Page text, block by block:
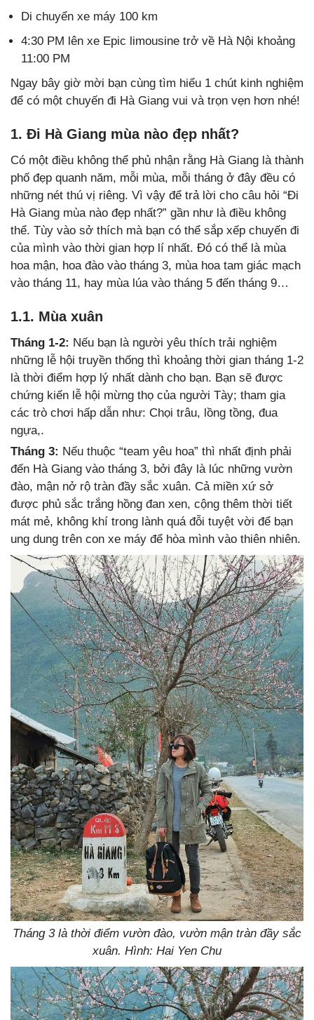
Di chuyển xe máy 100 km
4:30 PM lên xe Epic limousine trở về Hà Nội khoảng
11:00 PM
Ngay bây giờ mời bạn cùng tìm hiểu 1 chút kinh nghiệm
để có một chuyến đi Hà Giang vui và trọn vẹn hơn nhé!
1. Đi Hà Giang mùa nào đẹp nhất?
Có một điều không thể phủ nhận rằng Hà Giang là thành
phố đẹp quanh năm, mỗi mùa, mỗi tháng ở đây đều có
những nét thú vị riêng. Vì vậy để trả lời cho câu hỏi “Đi
Hà Giang mùa nào đẹp nhất?” gần như là điều không
thể. Tùy vào sở thích mà bạn có thể sắp xếp chuyến đi
của mình vào thời gian hợp lí nhất. Đó có thể là mùa
hoa mận, hoa đào vào tháng 3, mùa hoa tam giác mạch
vào tháng 11, hay mùa lúa vào tháng 5 đến tháng 9…
1.1. Mùa xuân
Tháng 1-2: Nếu bạn là người yêu thích trải nghiệm
những lễ hội truyền thống thì khoảng thời gian tháng 1-2
là thời điểm hợp lý nhất dành cho bạn. Bạn sẽ được
chứng kiến lễ hội mừng thọ của người Tày; tham gia
các trò chơi hấp dẫn như: Chọi trâu, lồng tồng, đua
ngựa,.
Tháng 3: Nếu thuộc “team yêu hoa” thì nhất định phải
đến Hà Giang vào tháng 3, bởi đây là lúc những vườn
đào, mận nở rộ tràn đầy sắc xuân. Cả miền xứ sở
được phủ sắc trắng hồng đan xen, cộng thêm thời tiết
mát mẻ, không khí trong lành quá đỗi tuyệt vời để bạn
ung dung trên con xe máy để hòa mình vào thiên nhiên.
Tháng 3 là thời điểm vườn đào, vườn mận tràn đầy sắc
xuân. Hình: Hai Yen Chu